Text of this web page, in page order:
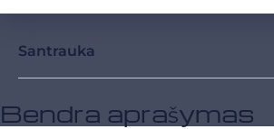
Santrauka
Bendra aprašymas